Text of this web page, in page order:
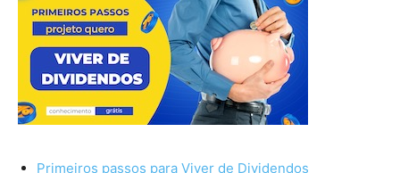
Primeiros passos para Viver de Dividendos